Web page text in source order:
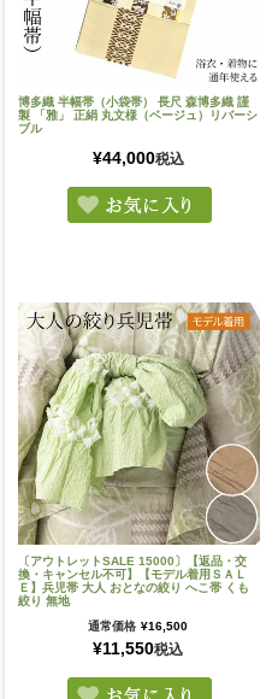
博多織 半幅帯（小袋帯） 長尺 森博多織 謹
製 「雅」 正絹 丸文様（ベージュ）リバーシ
ブル
¥44,000税込
〔アウトレットSALE 15000〕【返品・交
換・キャンセル不可】【モデル着用ＳＡＬ
Ｅ】兵児帯 大人 おとなの絞り へこ帯 くも
絞り 無地
通常価格 ¥16,500
¥11,550税込